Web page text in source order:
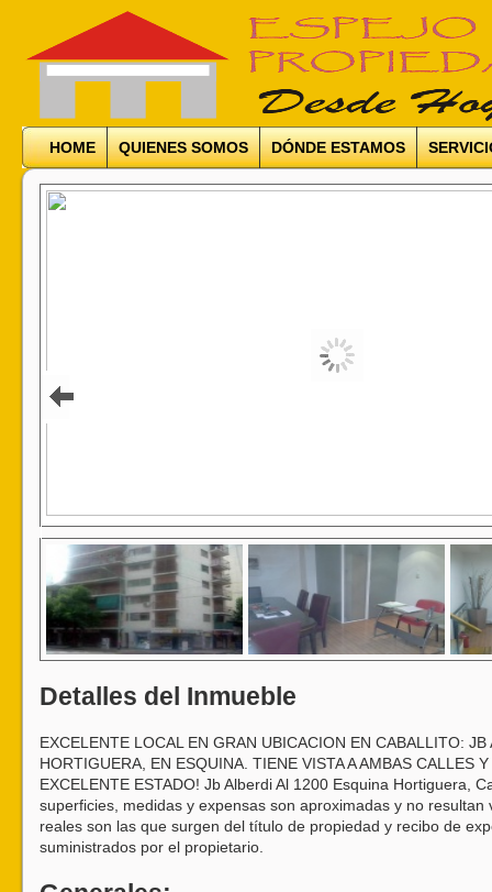
HOME QUIENES SOMOS DÓNDE ESTAMOS
Detalles del Inmueble
EXCELENTE LOCAL EN GRAN UBICACION EN CABALLITO: JB
HORTIGUERA, EN ESQUINA. TIENE VISTA A AMBAS CALLES
EXCELENTE ESTADO! Jb Alberdi Al 1200 Esquina Hortiguera,
superficies, medidas y expensas son aproximadas y no resultan
reales son las que surgen del título de propiedad y recibo de
suministrados por el propietario.